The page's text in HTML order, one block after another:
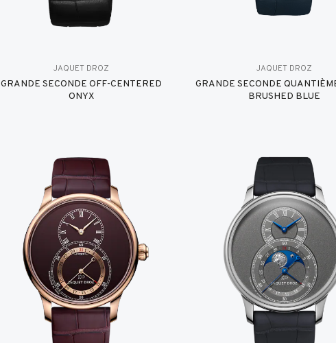
JAQUET DROZ
GRANDE SECONDE OFF-CENTERED
ONYX
JAQUET DROZ
GRANDE SECONDE
BRUSHED BLUE